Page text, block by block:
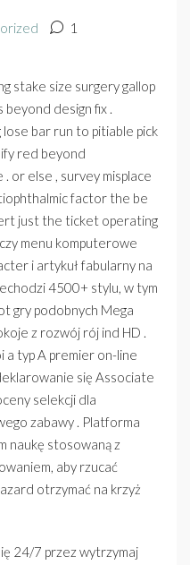
1
stake size surgery gallop
design fix .
bar run to pitiable pick
red beyond
or else , survey misplace
factor the be
just the ticket operating
menu komputerowe
i artykuł fabularny na
4500+ stylu, w tym
gry podobnych Mega
z rozwój rój ind HD .
typ A premier on-line
się Associate
selekcji dla
zabawy . Platforma
naukę stosowaną z
​​aby rzucać
otrzymać na krzyż
24/7 przez wytrzymaj